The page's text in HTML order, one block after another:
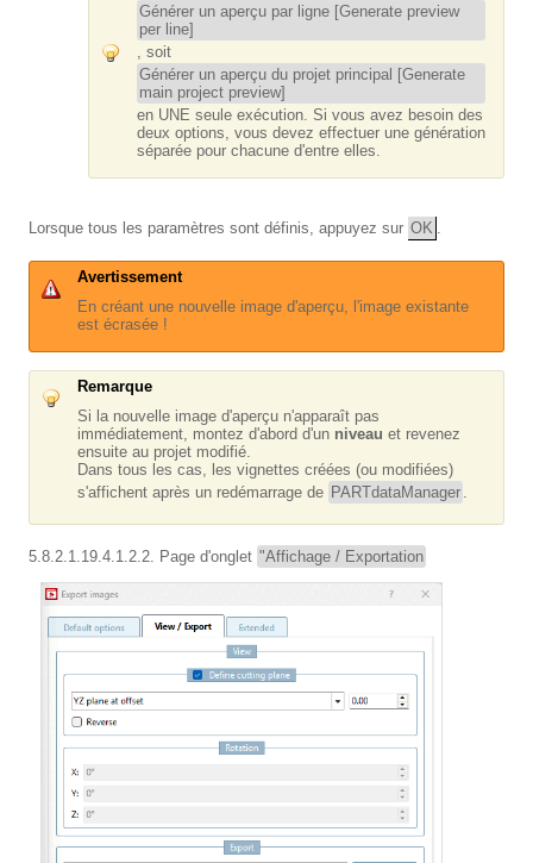
Générer un aperçu par ligne [Generate preview
per line]
, soit
Générer un aperçu du projet principal [Generate
main project preview]
en UNE seule exécution. Si vous avez besoin des
deux options, vous devez effectuer une génération
séparée pour chacune d'entre elles.
Lorsque tous les paramètres sont définis, appuyez sur OK .
Avertissement
En créant une nouvelle image d'aperçu, l'image existante
est écrasée !
Remarque
Si la nouvelle image d'aperçu n'apparaît pas
immédiatement, montez d'abord d'un niveau et revenez
ensuite au projet modifié.
Dans tous les cas, les vignettes créées (ou modifiées)
s'affichent après un redémarrage de PARTdataManager .
5.8.2.1.19.4.1.2.2. Page d'onglet "Affichage / Exportation